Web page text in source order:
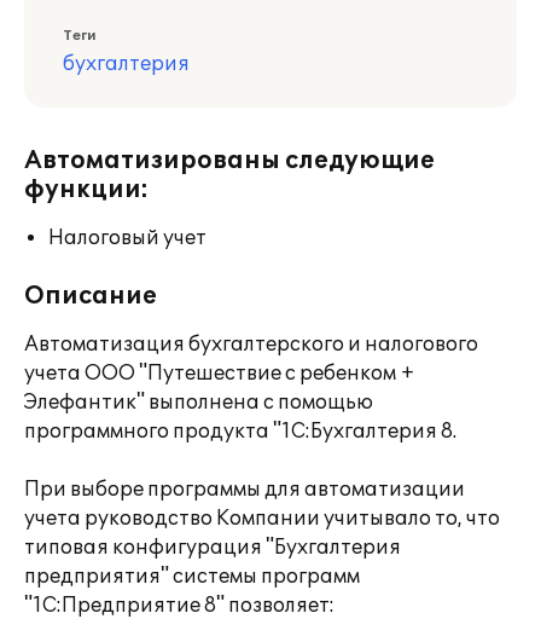
Теги
бухгалтерия
Автоматизированы следующие
функции:
Налоговый учет
Описание
Автоматизация бухгалтерского и налогового
учета ООО "Путешествие с ребенком +
Элефантик" выполнена с помощью
программного продукта "1С:Бухгалтерия 8.
При выборе программы для автоматизации
учета руководство Компании учитывало то, что
типовая конфигурация "Бухгалтерия
предприятия" системы программ
"1С:Предприятие 8" позволяет: